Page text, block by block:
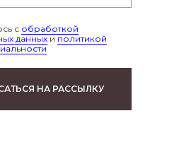
с обработкой
данных и политикой
НА РАССЫЛКУ